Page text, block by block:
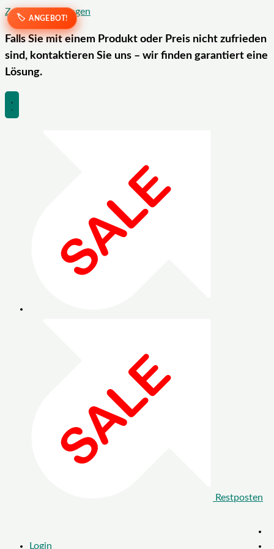
Zum Inhalt springen
Falls Sie mit einem Produkt oder Preis nicht zufrieden
sind, kontaktieren Sie uns – wir finden garantiert eine
Lösung.
Restposten
Login
ANGEBOT!
ANGEBOT!